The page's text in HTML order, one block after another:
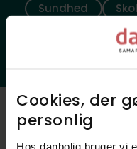
Cookies, der
personlig​
Hos danbolig bruger vi
Sundhed
Fritidsfaciliteter